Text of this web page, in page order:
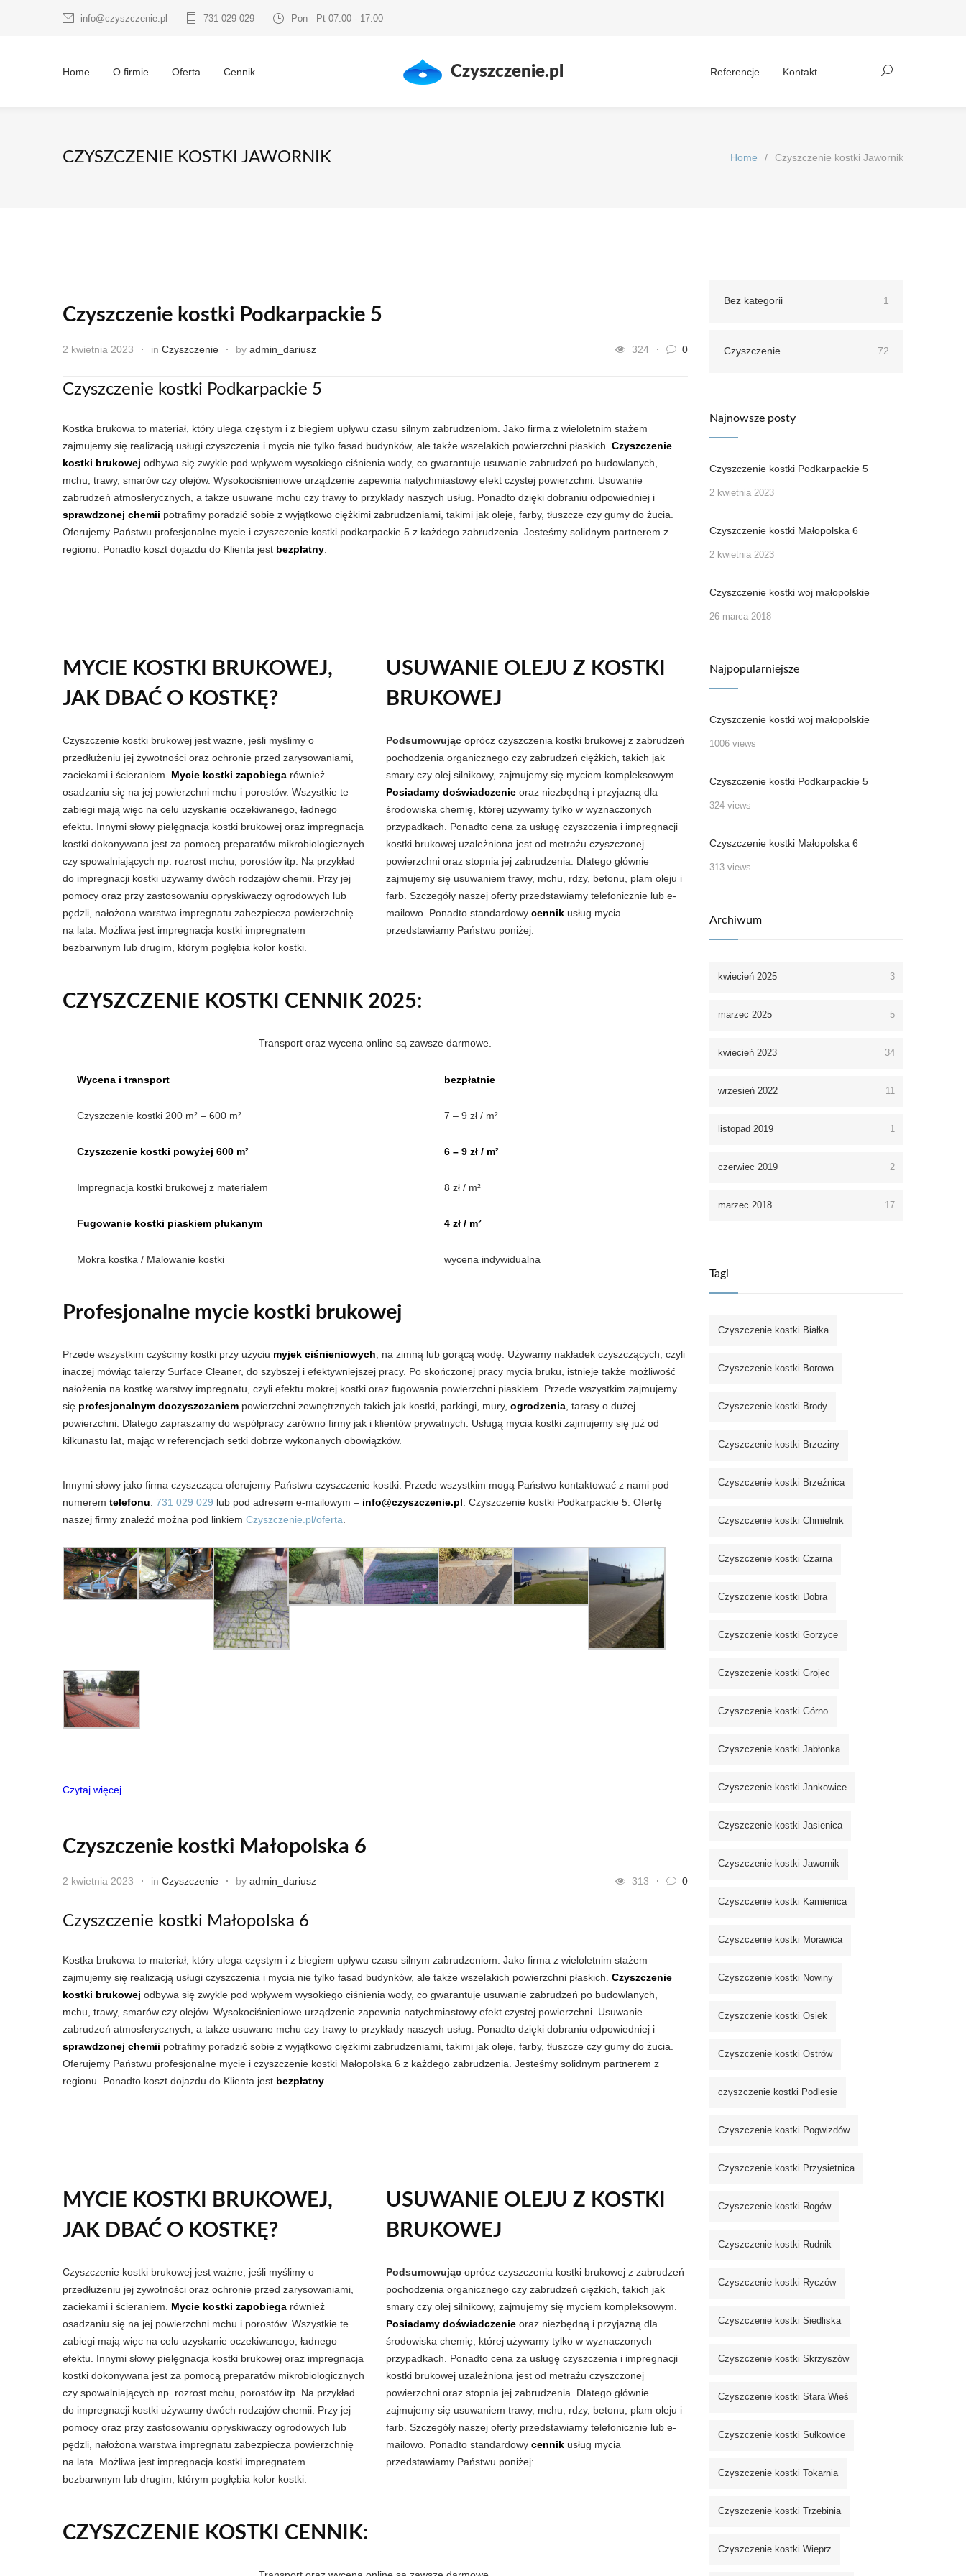
info@czyszczenie.pl 731 029 029 Pon - Pt 07:00 - 17:00
Home O firmie Oferta Cennik Czyszczenie.pl Referencje Kontakt
CZYSZCZENIE KOSTKI JAWORNIK Home / Czyszczenie kostki Jawornik
Czyszczenie kostki Podkarpackie 5
2 kwietnia 2023 in Czyszczenie by admin_dariusz 324 0
Czyszczenie kostki Podkarpackie 5
Kostka brukowa to materiał, który ulega częstym i z biegiem upływu czasu silnym zabrudzeniom. Jako firma z wieloletnim stażem
zajmujemy się realizacją usługi czyszczenia i mycia nie tylko fasad budynków, ale także wszelakich powierzchni płaskich. Czyszczenie
kostki brukowej odbywa się zwykle pod wpływem wysokiego ciśnienia wody, co gwarantuje usuwanie zabrudzeń po budowlanych,
mchu, trawy, smarów czy olejów. Wysokociśnieniowe urządzenie zapewnia natychmiastowy efekt czystej powierzchni. Usuwanie
zabrudzeń atmosferycznych, a także usuwane mchu czy trawy to przykłady naszych usług. Ponadto dzięki dobraniu odpowiedniej i
sprawdzonej chemii potrafimy poradzić sobie z wyjątkowo ciężkimi zabrudzeniami, takimi jak oleje, farby, tłuszcze czy gumy do żucia.
Oferujemy Państwu profesjonalne mycie i czyszczenie kostki podkarpackie 5 z każdego zabrudzenia. Jesteśmy solidnym partnerem z
regionu. Ponadto koszt dojazdu do Klienta jest bezpłatny
MYCIE KOSTKI BRUKOWEJ,
JAK DBAĆ O KOSTKĘ?
Czyszczenie kostki brukowej jest ważne, jeśli myślimy o
przedłużeniu jej żywotności oraz ochronie przed zarysowaniami,
zaciekami i ścieraniem. Mycie kostki zapobiega również
osadzaniu się na jej powierzchni mchu i porostów. Wszystkie te
zabiegi mają więc na celu uzyskanie oczekiwanego, ładnego
efektu. Innymi słowy pielęgnacja kostki brukowej oraz impregnacja
kostki dokonywana jest za pomocą preparatów mikrobiologicznych
czy spowalniających np. rozrost mchu, porostów itp. Na przykład
do impregnacji kostki używamy dwóch rodzajów chemii. Przy jej
pomocy oraz przy zastosowaniu opryskiwaczy ogrodowych lub
pędzli, nałożona warstwa impregnatu zabezpiecza powierzchnię
na lata. Możliwa jest impregnacja kostki impregnatem
bezbarwnym lub drugim, którym pogłębia kolor kostki.
USUWANIE OLEJU Z KOSTKI
BRUKOWEJ
Podsumowując oprócz czyszczenia kostki brukowej z zabrudzeń
pochodzenia organicznego czy zabrudzeń ciężkich, takich jak
smary czy olej silnikowy, zajmujemy się myciem kompleksowym.
Posiadamy doświadczenie oraz niezbędną i przyjazną dla
środowiska chemię, której używamy tylko w wyznaczonych
przypadkach. Ponadto cena za usługę czyszczenia i impregnacji
kostki brukowej uzależniona jest od metrażu czyszczonej
powierzchni oraz stopnia jej zabrudzenia. Dlatego głównie
zajmujemy się usuwaniem trawy, mchu, rdzy, betonu, plam oleju i
farb. Szczegóły naszej oferty przedstawiamy telefonicznie lub e-
mailowo. Ponadto standardowy cennik usług mycia
przedstawiamy Państwu poniżej:
CZYSZCZENIE KOSTKI CENNIK 2025:
Transport oraz wycena online są zawsze darmowe.
Wycena i transport bezpłatnie
Czyszczenie kostki 200 m² – 600 m² 7 – 9 zł / m²
Czyszczenie kostki powyżej 600 m² 6 – 9 zł / m²
Impregnacja kostki brukowej z materiałem 8 zł / m²
Fugowanie kostki piaskiem płukanym 4 zł / m²
Mokra kostka / Malowanie kostki wycena indywidualna
Profesjonalne mycie kostki brukowej
Przede wszystkim czyścimy kostki przy użyciu myjek ciśnieniowych , na zimną lub gorącą wodę. Używamy nakładek czyszczących, czyli
inaczej mówiąc talerzy Surface Cleaner, do szybszej i efektywniejszej pracy. Po skończonej pracy mycia bruku, istnieje także możliwość
nałożenia na kostkę warstwy impregnatu, czyli efektu mokrej kostki oraz fugowania powierzchni piaskiem. Przede wszystkim zajmujemy
się profesjonalnym doczyszczaniem powierzchni zewnętrznych takich jak kostki, parkingi, mury, ogrodzenia , tarasy o dużej
powierzchni. Dlatego zapraszamy do współpracy zarówno firmy jak i klientów prywatnych. Usługą mycia kostki zajmujemy się już od
kilkunastu lat, mając w referencjach setki dobrze wykonanych obowiązków.
Innymi słowy jako firma czyszcząca oferujemy Państwu czyszczenie kostki. Przede wszystkim mogą Państwo kontaktować z nami pod
numerem telefonu: 731 029 029 lub pod adresem e-mailowym – info@czyszczenie.pl . Czyszczenie kostki Podkarpackie 5. Ofertę
naszej firmy znaleźć można pod linkiem Czyszczenie.pl/oferta
Czytaj więcej
Czyszczenie kostki Małopolska 6
2 kwietnia 2023 in Czyszczenie by admin_dariusz 313 0
Czyszczenie kostki Małopolska 6
Kostka brukowa to materiał, który ulega częstym i z biegiem upływu czasu silnym zabrudzeniom. Jako firma z wieloletnim stażem
zajmujemy się realizacją usługi czyszczenia i mycia nie tylko fasad budynków, ale także wszelakich powierzchni płaskich. Czyszczenie
kostki brukowej odbywa się zwykle pod wpływem wysokiego ciśnienia wody, co gwarantuje usuwanie zabrudzeń po budowlanych,
mchu, trawy, smarów czy olejów. Wysokociśnieniowe urządzenie zapewnia natychmiastowy efekt czystej powierzchni. Usuwanie
zabrudzeń atmosferycznych, a także usuwane mchu czy trawy to przykłady naszych usług. Ponadto dzięki dobraniu odpowiedniej i
sprawdzonej chemii potrafimy poradzić sobie z wyjątkowo ciężkimi zabrudzeniami, takimi jak oleje, farby, tłuszcze czy gumy do żucia.
Oferujemy Państwu profesjonalne mycie i czyszczenie kostki Małopolska 6 z każdego zabrudzenia. Jesteśmy solidnym partnerem z
regionu. Ponadto koszt dojazdu do Klienta jest bezpłatny.
MYCIE KOSTKI BRUKOWEJ,
JAK DBAĆ O KOSTKĘ?
Czyszczenie kostki brukowej jest ważne, jeśli myślimy o
przedłużeniu jej żywotności oraz ochronie przed zarysowaniami,
zaciekami i ścieraniem. Mycie kostki zapobiega również
osadzaniu się na jej powierzchni mchu i porostów. Wszystkie te
zabiegi mają więc na celu uzyskanie oczekiwanego, ładnego
efektu. Innymi słowy pielęgnacja kostki brukowej oraz impregnacja
kostki dokonywana jest za pomocą preparatów mikrobiologicznych
czy spowalniających np. rozrost mchu, porostów itp. Na przykład
do impregnacji kostki używamy dwóch rodzajów chemii. Przy jej
pomocy oraz przy zastosowaniu opryskiwaczy ogrodowych lub
pędzli, nałożona warstwa impregnatu zabezpiecza powierzchnię
na lata. Możliwa jest impregnacja kostki impregnatem
bezbarwnym lub drugim, którym pogłębia kolor kostki.
USUWANIE OLEJU Z KOSTKI
BRUKOWEJ
Podsumowując oprócz czyszczenia kostki brukowej z zabrudzeń
pochodzenia organicznego czy zabrudzeń ciężkich, takich jak
smary czy olej silnikowy, zajmujemy się myciem kompleksowym.
Posiadamy doświadczenie oraz niezbędną i przyjazną dla
środowiska chemię, której używamy tylko w wyznaczonych
przypadkach. Ponadto cena za usługę czyszczenia i impregnacji
kostki brukowej uzależniona jest od metrażu czyszczonej
powierzchni oraz stopnia jej zabrudzenia. Dlatego głównie
zajmujemy się usuwaniem trawy, mchu, rdzy, betonu, plam oleju i
farb. Szczegóły naszej oferty przedstawiamy telefonicznie lub e-
mailowo. Ponadto standardowy cennik usług mycia
przedstawiamy Państwu poniżej:
CZYSZCZENIE KOSTKI CENNIK:
Bez kategorii 1
Czyszczenie 72
Najnowsze posty
Czyszczenie kostki Podkarpackie 5
2 kwietnia 2023
Czyszczenie kostki Małopolska 6
2 kwietnia 2023
Czyszczenie kostki woj małopolskie
26 marca 2018
Najpopularniejsze
Czyszczenie kostki woj małopolskie
1006 views
Czyszczenie kostki Podkarpackie 5
324 views
Czyszczenie kostki Małopolska 6
313 views
Archiwum
kwiecień 2025 3
marzec 2025 5
kwiecień 2023 34
wrzesień 2022 11
listopad 2019 1
czerwiec 2019 2
marzec 2018 17
Tagi
Czyszczenie kostki Białka
Czyszczenie kostki Borowa
Czyszczenie kostki Brody
Czyszczenie kostki Brzeziny
Czyszczenie kostki Brzeźnica
Czyszczenie kostki Chmielnik
Czyszczenie kostki Czarna
Czyszczenie kostki Dobra
Czyszczenie kostki Gorzyce
Czyszczenie kostki Grojec
Czyszczenie kostki Górno
Czyszczenie kostki Jabłonka
Czyszczenie kostki Jankowice
Czyszczenie kostki Jasienica
Czyszczenie kostki Jawornik
Czyszczenie kostki Kamienica
Czyszczenie kostki Morawica
Czyszczenie kostki Nowiny
Czyszczenie kostki Osiek
Czyszczenie kostki Ostrów
czyszczenie kostki Podlesie
Czyszczenie kostki Pogwizdów
Czyszczenie kostki Przysietnica
Czyszczenie kostki Rogów
Czyszczenie kostki Rudnik
Czyszczenie kostki Ryczów
Czyszczenie kostki Siedliska
Czyszczenie kostki Skrzyszów
Czyszczenie kostki Stara Wieś
Czyszczenie kostki Sułkowice
Czyszczenie kostki Tokarnia
Czyszczenie kostki Trzebinia
Czyszczenie kostki Wieprz